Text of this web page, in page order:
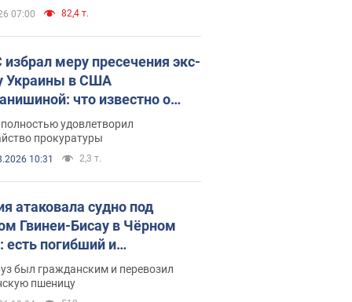
07:00 82,4 т.
меру пресечения экс-
Украины в США
что известно о
удовлетворил
прокуратуры
10:31 2,3 т.
атаковала судно под
Гвинеи-Бисау в Чёрном
есть погибший и
был гражданским и перевозил
пшеницу